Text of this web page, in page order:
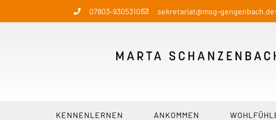
07803-9305310 sekretariat@msg-gengenbach.de
KENNENLERNEN ANKOMMEN